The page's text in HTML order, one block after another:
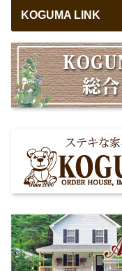
KOGUMA LINK